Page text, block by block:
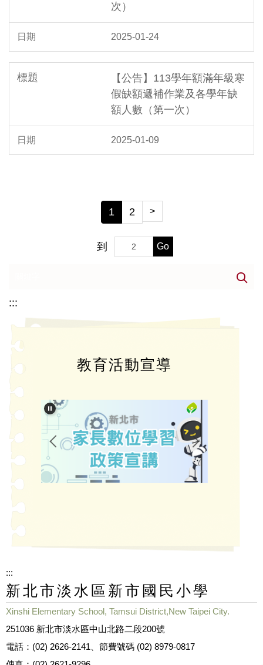
次）
2025-01-24
【公告】113學年額滿年級寒
假缺額遞補作業及各學年缺
額人數（第一次）
2025-01-09
1 2 >
到 Go
:::
教育活動宣導
:::
新北市淡水區新市國民小學
Xinshi Elementary School, Tamsui District,New Taipei City.
251036 新北市淡水區中山北路二段200號
電話：(02) 2626-2141、節費號碼 (02) 8979-0817